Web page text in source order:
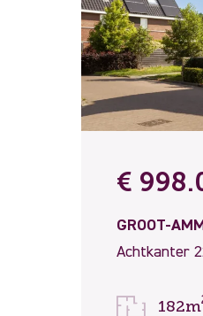
€
GROOT-
Achtkanter
182m